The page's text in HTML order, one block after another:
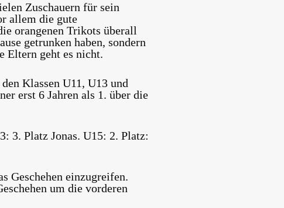
Zuschauern für sein
allem die gute
orangenen Trikots überall
getrunken haben, sondern
Eltern geht es nicht.
Klassen U11, U13 und
erst 6 Jahren als 1. über die
3. Platz Jonas.U15: 2. Platz:
Geschehen einzugreifen.
um die vorderen